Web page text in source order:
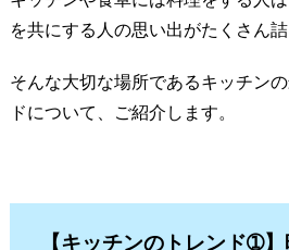
を共にする人の思い出がたくさん詰
そんな大切な場所であるキッチン
ドについて、ご紹介します。
【キッチンのトレンド➀